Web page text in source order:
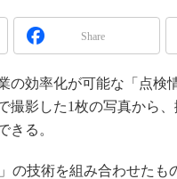
IGAS2018
Share
効率化が可能な「点検
撮影した1枚の写真から
きる。
技術を組み合わせたも